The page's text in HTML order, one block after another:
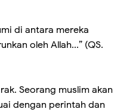
di antara mereka
oleh Allah...” (QS.
Seorang muslim akan
dengan perintah dan